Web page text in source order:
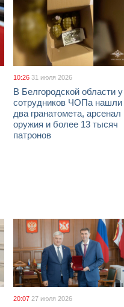
10:26 31 июля 2026
В Белгородской области у
сотрудников ЧОПа нашли
два гранатомета, арсенал
оружия и более 13 тысяч
патронов
20:07 27 июля 2026